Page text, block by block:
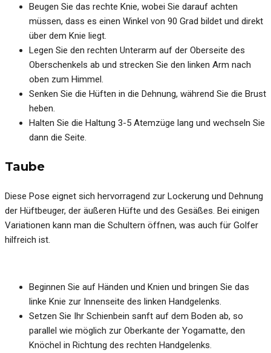
Beugen Sie das rechte Knie, wobei Sie darauf achten
müssen, dass es einen Winkel von 90 Grad bildet und direkt
über dem Knie liegt.
Legen Sie den rechten Unterarm auf der Oberseite des
Oberschenkels ab und strecken Sie den linken Arm nach
oben zum Himmel.
Senken Sie die Hüften in die Dehnung, während Sie die Brust
heben.
Halten Sie die Haltung 3-5 Atemzüge lang und wechseln Sie
dann die Seite.
Taube
Diese Pose eignet sich hervorragend zur Lockerung und Dehnung
der Hüftbeuger, der äußeren Hüfte und des Gesäßes. Bei einigen
Variationen kann man die Schultern öffnen, was auch für Golfer
hilfreich ist.
Beginnen Sie auf Händen und Knien und bringen Sie das
linke Knie zur Innenseite des linken Handgelenks.
Setzen Sie Ihr Schienbein sanft auf dem Boden ab, so
parallel wie möglich zur Oberkante der Yogamatte, den
Knöchel in Richtung des rechten Handgelenks.